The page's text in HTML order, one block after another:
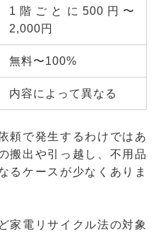
1階ごとに500円〜
2,000円
無料〜100%
内容によって異なる
頼で発生するわけではあ
搬出や引っ越し、不用品
るケースが少なくありま
家電リサイクル法の対象